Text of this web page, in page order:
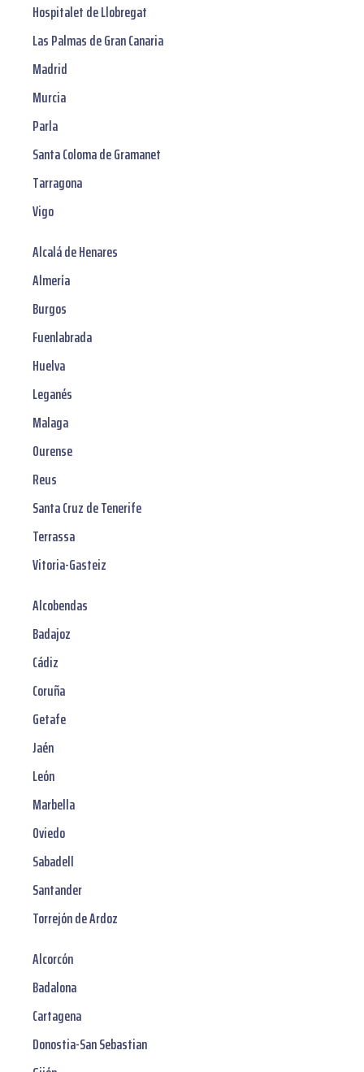
Hospitalet de Llobregat
Las Palmas de Gran Canaria
Madrid
Murcia
Parla
Santa Coloma de Gramanet
Tarragona
Vigo
Alcalá de Henares
Almería
Burgos
Fuenlabrada
Huelva
Leganés
Malaga
Ourense
Reus
Santa Cruz de Tenerife
Terrassa
Vitoria-Gasteiz
Alcobendas
Badajoz
Cádiz
Coruña
Getafe
Jaén
León
Marbella
Oviedo
Sabadell
Santander
Torrejón de Ardoz
Alcorcón
Badalona
Cartagena
Donostia-San Sebastian